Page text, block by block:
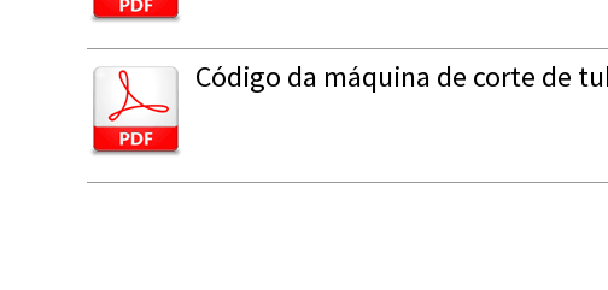
Código da máquina de corte de